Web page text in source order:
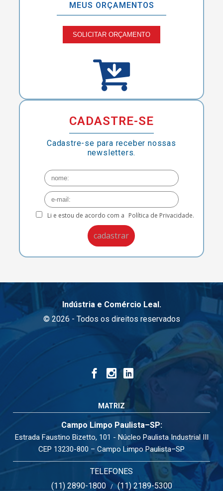
MEUS ORÇAMENTOS
SOLICITAR ORÇAMENTO
CADASTRE-SE
Cadastre-se para receber nossas
newsletters.
Li e estou de acordo com a Política de Privacidade.
Indústria e Comércio Leal.
© 2026 - Todos os direitos reservados
MATRIZ
Campo Limpo Paulista–SP:
Estrada Faustino Bizetto, 101 - Núcleo Paulista Industrial III
CEP 13230-800 – Campo Limpo Paulista–SP
TELEFONES
(11) 2890-1800/(11) 2189-5300